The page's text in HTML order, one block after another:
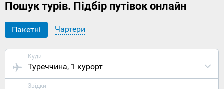
Пошук турів. Підбір путівок онлайн
Пакетні Чартери
Куди
Туреччина, 1 курорт
Звідки